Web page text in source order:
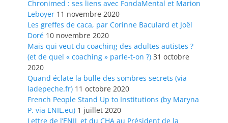
Chronimed : ses liens avec FondaMental et Marion
Leboyer 11 novembre 2020
Les greffes de caca, par Corinne Baculard et Joël
Doré 10 novembre 2020
Mais qui veut du coaching des adultes autistes ?
(et de quel « coaching » parle-t-on ?) 31 octobre
2020
Quand éclate la bulle des sombres secrets (via
ladepeche.fr) 11 octobre 2020
French People Stand Up to Institutions (by Maryna
P. via ENIL.eu) 1 juillet 2020
Lettre de l’ENIL et du CHA au Président de la